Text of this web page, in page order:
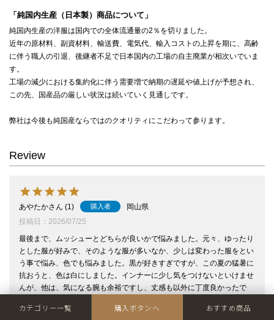
「純国内生産（日本製）商品について」
純国内生産の洋服は国内での全体流通量の2％を切りました。
近年の原材料、副資材料、輸送費、電気代、輸入コストの上昇を期に、高齢
に伴う職人の引退、後継者不足で日本国内の工場の自主廃業が相次いでいま
す。
工場の減少における集約化に伴う需要増で納期の遅延や値上げが予想され、
この先、国産品の厳しい状況は続いていく見通しです。
弊社は今後も純国産ならではのクオリティにこだわって参ります。
Review
あやたか 1 購入者
岡山県
投稿日
2026/07/25
最後まで、ムッシューとどちらが良いかで悩みました。元々、ゆったり
とした服が好みで、そのような服が多いなか、少しは変わった服をとい
う事で悩み、色でも悩みました。黒が好きすぎですが、この夏の猛暑に
抗おうと、色は白にしました。インナーに少し気をつけないといけませ
んが、他は、気になる腕も余裕ですし、丈感も以外に丁度良かったで
なからずありますが、これは購入して良かったです。黒も欲しくなりま
カテゴリー一覧 購入ボタンへ おすすめ商品